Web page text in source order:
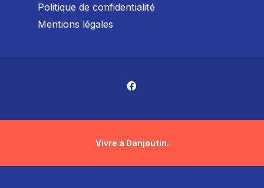
Politique de confidentialité
Mentions légales
Vivre à Danjoutin.